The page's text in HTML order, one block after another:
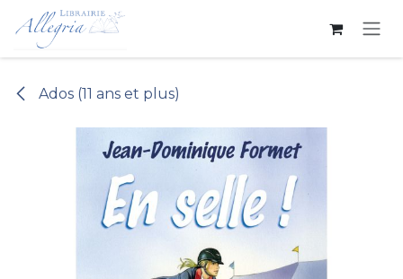
Se rendre au contenu
Ados (11 ans et plus)